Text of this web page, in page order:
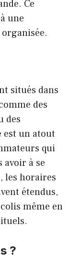
Ce
une
situés dans
des
des
est un atout
qui
à se
les horaires
étendus,
même en
?